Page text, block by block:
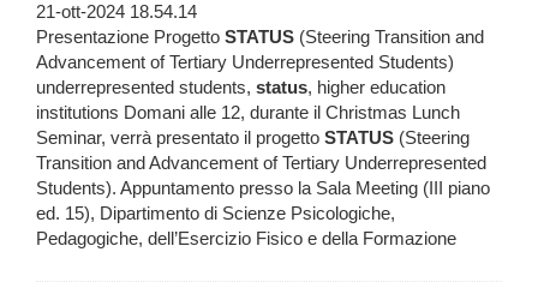
21-ott-2024 18.54.14
Presentazione Progetto STATUS (Steering Transition and
Advancement of Tertiary Underrepresented Students)
underrepresented students, status, higher education
institutions Domani alle 12, durante il Christmas Lunch
Seminar, verrà presentato il progetto STATUS (Steering
Transition and Advancement of Tertiary Underrepresented
Students). Appuntamento presso la Sala Meeting (III piano
ed. 15), Dipartimento di Scienze Psicologiche,
Pedagogiche, dell’Esercizio Fisico e della Formazione